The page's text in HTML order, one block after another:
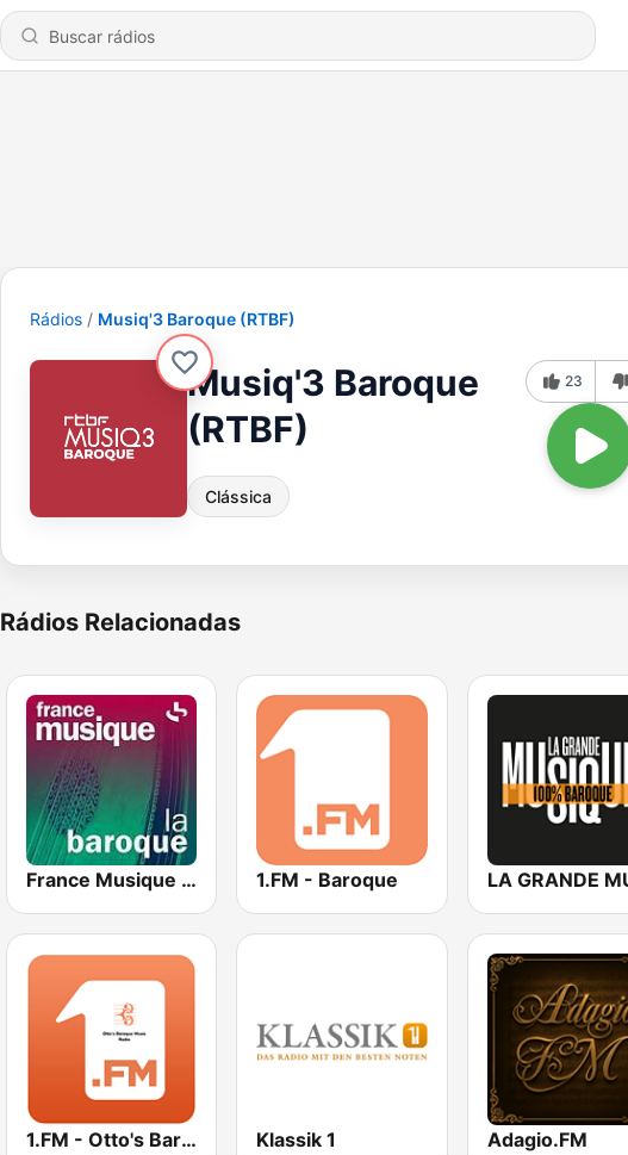
Rádios Musiq'3 Baroque (RTBF)
Musiq'3 Baroque
(RTBF)
Clássica
23
Rádios Relacionadas
France Musique La Baroque 1.FM - Baroque
1.FM - Otto's Baroque Music Klassik 1 Adagio.FM